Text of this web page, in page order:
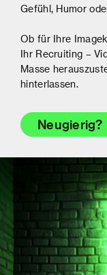
Gefühl, Humor
Ob für Ihre
Ihr Recruiting –
Masse
hinterlassen.
Neugierig?